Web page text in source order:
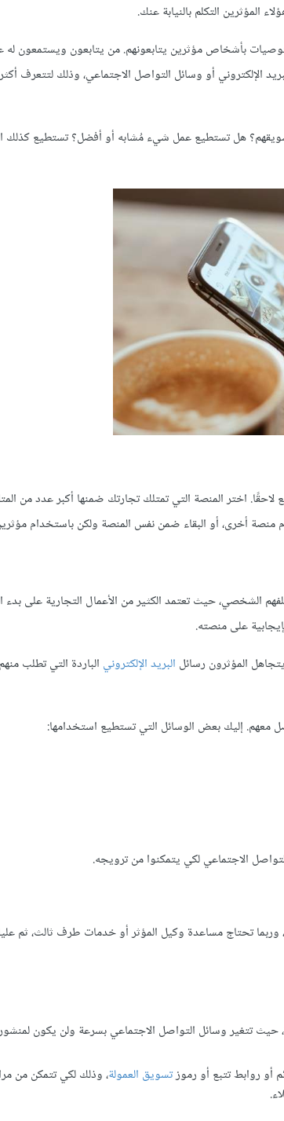
التكلم بالنيابة عنك.
بأشخاص مؤثرين يتابعونهم. من يتابعون ويستمعون له
الإلكتروني أو وسائل التواصل الاجتماعي، وذلك لتتعرف
هل تستطيع عمل شيء مُشابه أو أفضل؟ تستطيع كذلك
اختر المنصة التي تمتلك تجارتك ضمنها أكبر عدد من
منصة أخرى، أو البقاء ضمن نفس المنصة ولكن باستخدام
الشخصي، حيث تعتمد الكثير من الأعمال التجارية على بدء
على منصته.
المؤثرون رسائل البريد الإلكتروني الباردة التي تطلب
إليك بعض الوسائل التي تستطيع استخدامها:
الاجتماعي لكي يتمكنوا من ترويجه.
وربما تحتاج مساعدة وكيل المؤثر أو خدمات طرف ثالث، ثم
تتغير وسائل التواصل الاجتماعي بسرعة ولن يكون
روابط تتبع أو رموزتسويق العمولة، وذلك لكي تتمكن من